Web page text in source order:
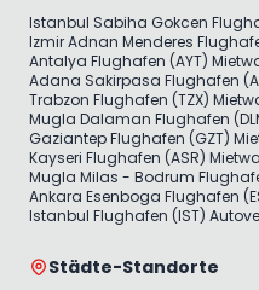
Istanbul Sabiha Gokcen
Izmir Adnan Menderes
Antalya Flughafen (AYT)
Adana Sakirpasa Flughafen
Trabzon Flughafen (TZX)
Mugla Dalaman Flughafen
Gaziantep Flughafen (GZT)
Kayseri Flughafen (ASR)
Mugla Milas - Bodrum
Ankara Esenboga Flughafen
Istanbul Flughafen (IST)
Städte-Standorte